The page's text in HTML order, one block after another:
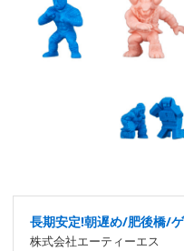
長期安定!朝遅め/肥後橋/
株式会社エーティーエス